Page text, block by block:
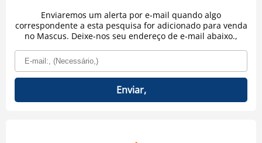
Enviaremos um alerta por e-mail quando algo
correspondente a esta pesquisa for adicionado para venda
no Mascus. Deixe-nos seu endereço de e-mail abaixo.,